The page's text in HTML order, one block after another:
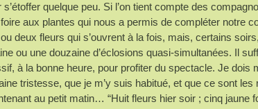
s’étoffer quelque peu. Si l’on tient compte des
aux plantes qui nous a permis de compléter notre
deux fleurs qui s’ouvrent à la fois, mais, certains
ou une douzaine d’éclosions quasi-simultanées. Il
à la bonne heure, pour profiter du spectacle. Je dois
tristesse, que je m’y suis habitué, et que ce sont les
au petit matin… “Huit fleurs hier soir ; cinq jaune